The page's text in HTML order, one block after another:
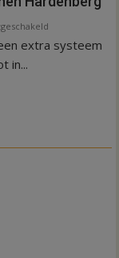
Nieuw
Hardenberg
extra systeem
in...